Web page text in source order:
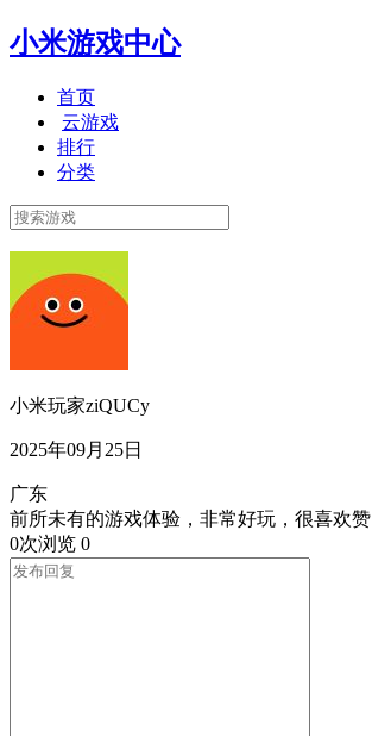
小米游戏中心
首页
云游戏
排行
分类
小米玩家ziQUCy
2025年09月25日
广东
前所未有的游戏体验，非常好玩，很喜欢赞
0次浏览 0